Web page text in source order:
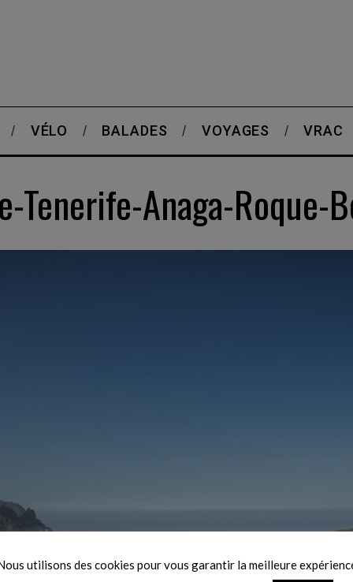
VÉLO BALADES VOYAGES VRAC
Tenerife-Anaga-Roque-
utilisons des cookies pour vous garantir la meilleure